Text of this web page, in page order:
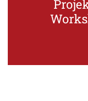
Sie werden